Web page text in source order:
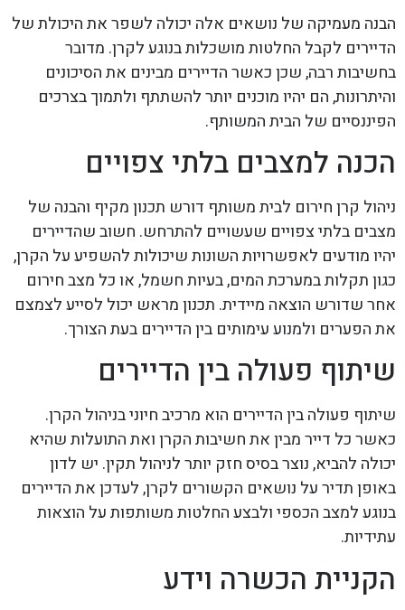
הבנה מעמיקה של נושאים אלה יכולה לשפר את היכולת של
הדיירים לקבל החלטות מושכלות בנוגע לקרן. מדובר
בחשיבות רבה, שכן כאשר הדיירים מבינים את הסיכונים
והיתרונות, הם יהיו מוכנים יותר להשתתף ולתמוך בצרכים
הפיננסיים של הבית המשותף.
הכנה למצבים בלתי צפויים
ניהול קרן חירום לבית משותף דורש תכנון מקיף והבנה של
מצבים בלתי צפויים שעשויים להתרחש. חשוב שהדיירים
יהיו מודעים לאפשרויות השונות שיכולות להשפיע על הקרן,
כגון תקלות במערכת המים, בעיות חשמל, או כל מצב חירום
אחר שדורש הוצאה מיידית. תכנון מראש יכול לסייע לצמצם
את הפערים ולמנוע עימותים בין הדיירים בעת הצורך.
שיתוף פעולה בין הדיירים
שיתוף פעולה בין הדיירים הוא מרכיב חיוני בניהול הקרן.
כאשר כל דייר מבין את חשיבות הקרן ואת התועלות שהיא
יכולה להביא, נוצר בסיס חזק יותר לניהול תקין. יש לדון
באופן תדיר על נושאים הקשורים לקרן, לעדכן את הדיירים
בנוגע למצב הכספי ולבצע החלטות משותפות על הוצאות
עתידיות.
הקניית הכשרה וידע